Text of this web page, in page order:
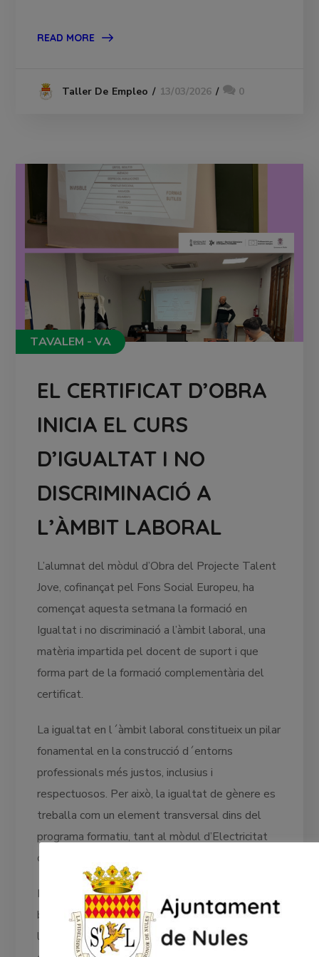
READ MORE
Taller De Empleo 13/03/2026 0
TAVALEM - VA
EL CERTIFICAT D’OBRA
INICIA EL CURS
D’IGUALTAT I NO
DISCRIMINACIÓ A
L’ÀMBIT LABORAL
L’alumnat del mòdul d’Obra del Projecte Talent
Jove, cofinançat pel Fons Social Europeu, ha
començat aquesta setmana la formació en
Igualtat i no discriminació a l’àmbit laboral, una
matèria impartida pel docent de suport i que
forma part de la formació complementària del
certificat.
La igualtat en l´àmbit laboral constitueix un pilar
fonamental en la construcció d´entorns
professionals més justos, inclusius i
respectuosos. Per això, la igualtat de gènere es
treballa com un element transversal dins del
programa formatiu, tant al mòdul d’Electricitat
com al d´Obra.
En aquesta ocasió, el grup d’Obra inicia aquest
bloc formatiu, l’objectiu del qual és sensibilitzar
l’alumnat sobre la importància de la igualtat